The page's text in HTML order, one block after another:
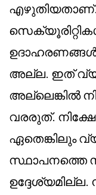
എഴുതിയതാണ്.
അല്ല. ഇത്
അല്ലെങ്കിൽ
വരരുത്.
ഏതെങ്കിലും
സ്ഥാപനത്തെ
ഉദ്ദേശ്യമില്ല.